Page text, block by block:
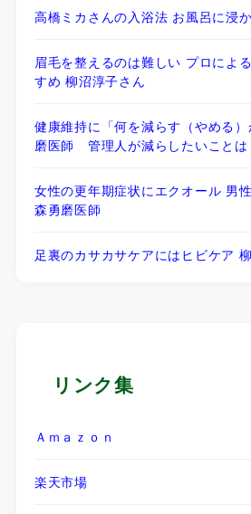
高橋ミカさんの入浴法 お風呂に浸
眉毛を整えるのは難しい プロによ
すめ 柳沼淳子さん
健康維持に「何を減らす（やめる
磨医師 管理人が減らしたいことは
女性の更年期症状にエクオール 男
森勇磨医師
足裏のカサカサケアにはヒビケア
リンク集
Ａｍａｚｏｎ
楽天市場